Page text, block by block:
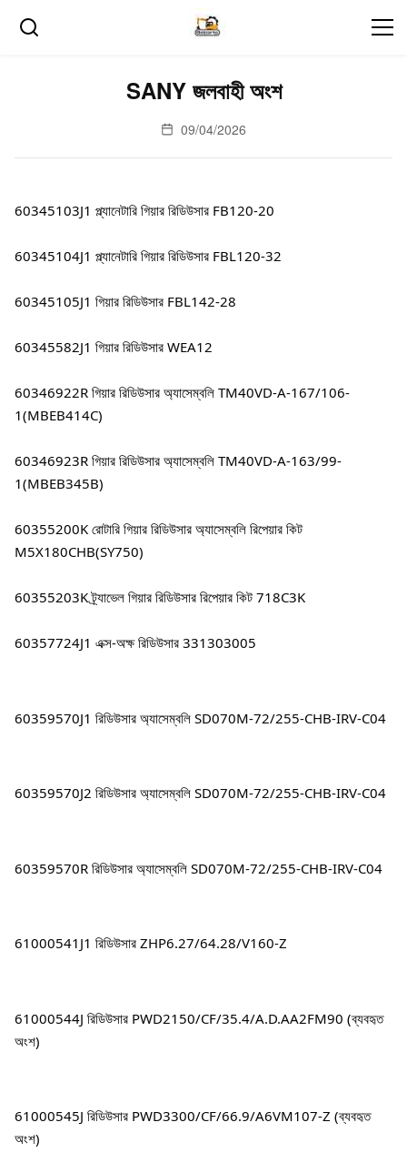
SANY জলবাহী অংশ
09/04/2026
60345103J1 প্ল্যানেটারি গিয়ার রিডিউসার FB120-20
60345104J1 প্ল্যানেটারি গিয়ার রিডিউসার FBL120-32
60345105J1 গিয়ার রিডিউসার FBL142-28
60345582J1 গিয়ার রিডিউসার WEA12
60346922R গিয়ার রিডিউসার অ্যাসেম্বলি TM40VD-A-167/106-
1(MBEB414C)
60346923R গিয়ার রিডিউসার অ্যাসেম্বলি TM40VD-A-163/99-
1(MBEB345B)
60355200K রোটারি গিয়ার রিডিউসার অ্যাসেম্বলি রিপেয়ার কিট
M5X180CHB(SY750)
60355203K ট্র্যাভেল গিয়ার রিডিউসার রিপেয়ার কিট 718C3K
60357724J1 এক্স-অক্ষ রিডিউসার 331303005
60359570J1 রিডিউসার অ্যাসেম্বলি SD070M-72/255-CHB-IRV-C04
60359570J2 রিডিউসার অ্যাসেম্বলি SD070M-72/255-CHB-IRV-C04
60359570R রিডিউসার অ্যাসেম্বলি SD070M-72/255-CHB-IRV-C04
61000541J1 রিডিউসার ZHP6.27/64.28/V160-Z
61000544J রিডিউসার PWD2150/CF/35.4/A.D.AA2FM90 (ব্যবহৃত
অংশ)
61000545J রিডিউসার PWD3300/CF/66.9/A6VM107-Z (ব্যবহৃত
অংশ)